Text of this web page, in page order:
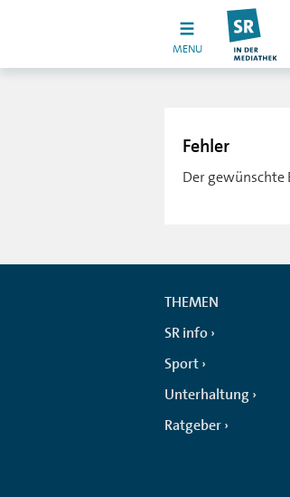
MENU
Fehler
Der gewünschte
THEMEN
SR info
Sport
Unterhaltung
Ratgeber